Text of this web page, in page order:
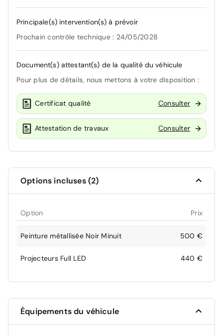
Principale(s) intervention(s) à prévoir
Prochain contrôle technique : 24/05/2028
Document(s) attestant(s) de la qualité du véhicule
Pour plus de détails, nous mettons à votre disposition :
Certificat qualité Consulter
Attestation de travaux Consulter
Options incluses (2)
Option Prix
Peinture métallisée Noir Minuit 500 €
Projecteurs Full LED 440 €
Équipements du véhicule